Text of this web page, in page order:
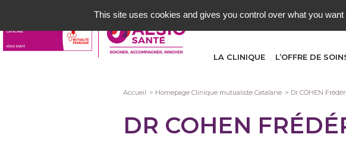
contenu
principal
LA CLINIQUE L’OFFRE DE
Fil
d'Ariane
Accueil Homepage Clinique mutualiste Catalane Dr COHEN
DR COHEN
This site uses cookies and gives you control over what you want